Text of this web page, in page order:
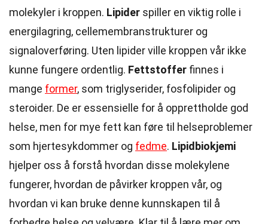
molekyler i kroppen. Lipider spiller en viktig rolle i
energilagring, cellemembranstrukturer og
signaloverføring. Uten lipider ville kroppen vår ikke
kunne fungere ordentlig. Fettstoffer finnes i
mange former, som triglyserider, fosfolipider og
steroider. De er essensielle for å opprettholde god
helse, men for mye fett kan føre til helseproblemer
som hjertesykdommer og fedme. Lipidbiokjemi
hjelper oss å forstå hvordan disse molekylene
fungerer, hvordan de påvirker kroppen vår, og
hvordan vi kan bruke denne kunnskapen til å